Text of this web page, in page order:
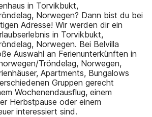
in Torvikbukt,
Norwegen? Dann bist du bei
Adresse! Wir werden dir ein
in Torvikbukt,
Norwegen. Bei Belvilla
Auswahl an Ferienunterkünften in
Tröndelag, Norwegen,
Apartments, Bungalows
Gruppen gerecht
Wochenendausflug, einem
Herbstpause oder einem
interessiert sind.